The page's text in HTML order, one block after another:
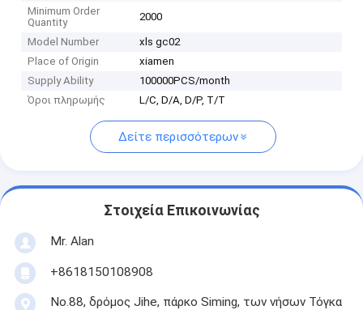
Minimum Order
Quantity
2000
Model Number
xls gc02
Place of Origin
xiamen
Supply Ability
100000PCS/month
Όροι πληρωμής
L/C, D/A, D/P, T/T
Δείτε περισσότερων
Στοιχεία Επικοινωνίας
Mr. Alan
+8618150108908
No.88, δρόμος Jihe, πάρκο Siming, των νήσων Τόγκα